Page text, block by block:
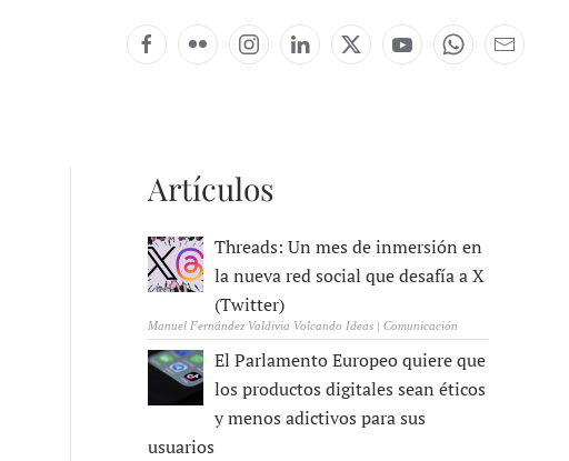
Artículos
Threads: Un mes de inmersión en
la nueva red social que desafía a X
(Twitter)
Manuel Fernández Valdivia Volcando Ideas | Comunicación
El Parlamento Europeo quiere que
los productos digitales sean éticos
y menos adictivos para sus
usuarios